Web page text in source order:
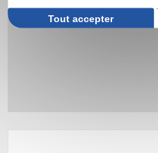
Tout accepter